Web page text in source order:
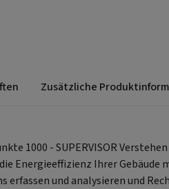
Zusätzliche
1000 - SUPERVISOR
Energieeffizienz Ihrer Gebäude
erfassen und analysieren und